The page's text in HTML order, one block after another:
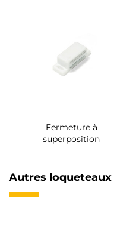
Fermeture à
superposition
Autres loqueteaux